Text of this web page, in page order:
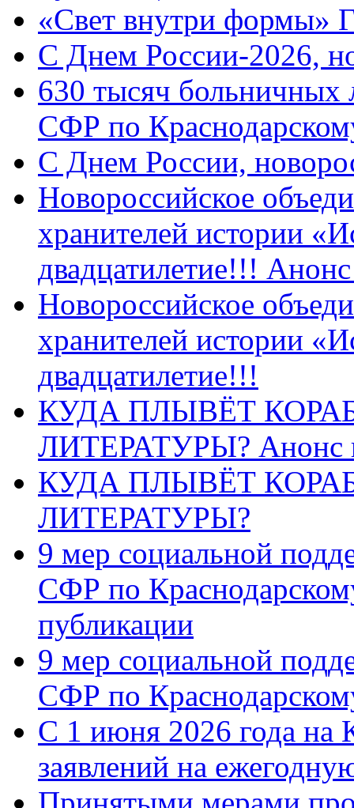
«Свет внутри формы»
C Днем России-2026,
630 тысяч больничных
СФР по
C Днем России,
Новороссийское
хранителей истории
двадцатилетие!!!
Новороссийское
хранителей истории
двадцатилетие!!!
КУДА ПЛЫВЁТ
ЛИТЕРАТУРЫ? Анонс
КУДА ПЛЫВЁТ
ЛИТЕРАТУРЫ?
9 мер социальной
СФР по
публикации
9 мер социальной
СФР по
С 1 июня 2026 года на
заявлений на